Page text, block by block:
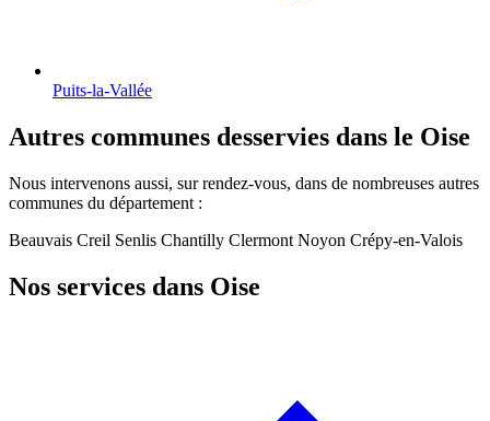
Puits-la-Vallée
Autres communes desservies dans le Oise
Nous intervenons aussi, sur rendez-vous, dans de nombreuses autres
communes du département :
Beauvais Creil Senlis Chantilly Clermont Noyon Crépy-en-Valois
Nos services dans Oise